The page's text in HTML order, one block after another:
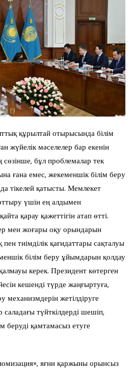
құрылтай отырысында білім
жүйелік мәселелер бар екенін
сөзінше, бұл проблемалар тек
ғана емес, жекеменшік білім беру
тікелей қатысты. Мемлекет
үшін ең алдымен
қарау қажеттігін атап өтті.
мен жоғары оқу орындарын
тиімділік қағидаттары сақталуы
білім беру ұйымдарын қолдау
керек. Президент көтерген
кешенді түрде жаңғыртуға,
жетілдіруге
түйткілдерді шешіп,
беруді қамтамасыз етуге
яғни қаржыны орынсыз